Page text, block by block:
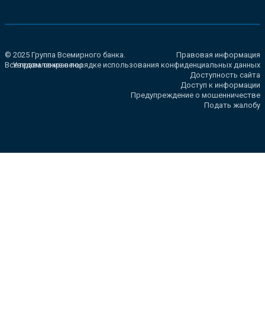
© 2025 Группа Всемирного банка.
Все права сохранены.
Правовая информация
Уведомление о порядке использования конфиденциальных данных
Доступность сайта
Доступ к информации
Предупреждение о мошенничестве
Подать жалобу